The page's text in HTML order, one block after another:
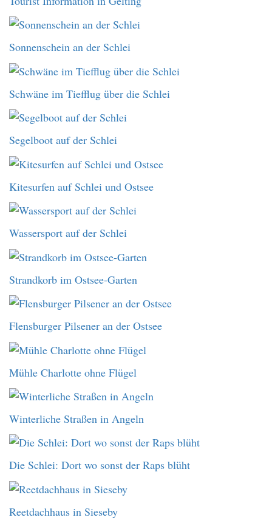
Sonnenschein an der Schlei
Schwäne im Tiefflug über die Schlei
Segelboot auf der Schlei
Kitesurfen auf Schlei und Ostsee
Wassersport auf der Schlei
Strandkorb im Ostsee-Garten
Flensburger Pilsener an der Ostsee
Mühle Charlotte ohne Flügel
Winterliche Straßen in Angeln
Die Schlei: Dort wo sonst der Raps blüht
Reetdachhaus in Sieseby